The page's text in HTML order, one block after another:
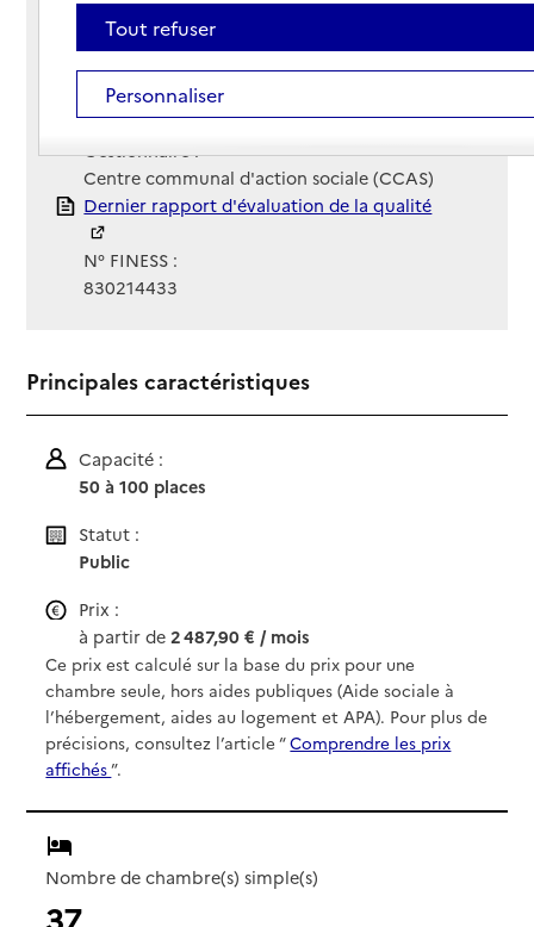
Téléphone :
04 94 54 34 41
Contact
Contact
Site Internet
Site internet non renseigné
Gestionnaire :
Centre communal d'action sociale (CCAS)
Rapport HAS
Dernier rapport d'évaluation de la qualité
N° FINESS :
830214433
Principales caractéristiques
Capacité :
50 à 100 places
Statut :
Public
Prix :
à partir de2 487,90 € / mois
Ce prix est calculé sur la base du prix pour une
chambre seule, hors aides publiques (Aide sociale à
l’hébergement, aides au logement et APA). Pour plus de
précisions, consultez l’article “Comprendre les prix
affichés”.
Nombre de chambre(s) simple(s)
37
Tout refuser
Personnaliser